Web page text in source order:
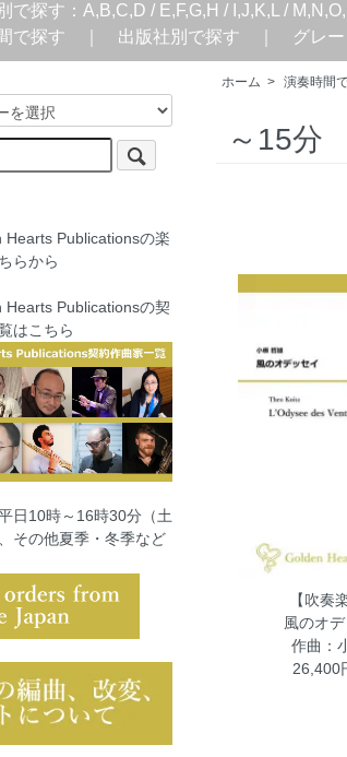
で探す： A,B,C,D / E,F,G,H / I,J,K,L /
で探す
出版社別で探す グレ
ホーム > 演奏時間
～15分
【吹奏
風のオ
作曲：
26,400
Publicationsの楽
らから
Publicationsの契
はこちら
日10時～16時30分（土
その他夏季・冬季など